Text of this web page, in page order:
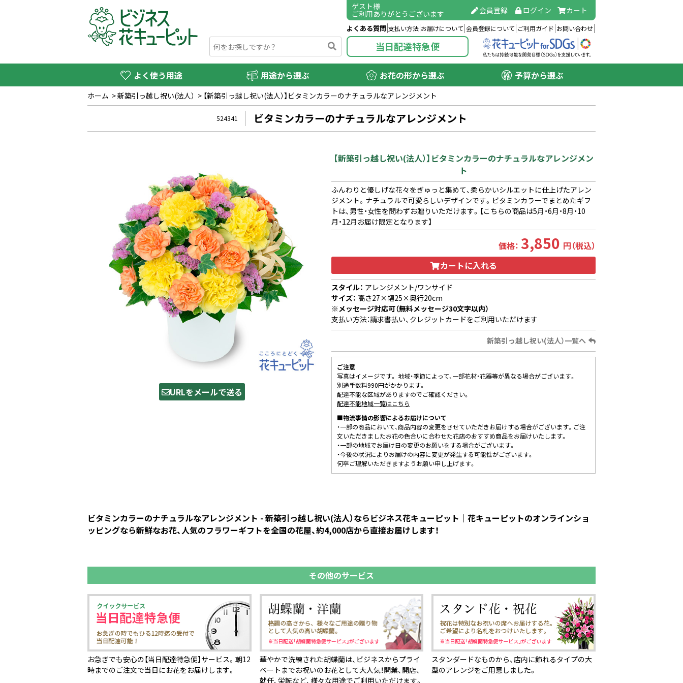
ゲスト様
ご利用ありがとうございます 会員登録 ログイン カート
よくある質問 支払い方法 お届けについて 会員登録について ご利用ガイド お問い合わせ
当日配達特急便
よく使う用途 用途から選ぶ お花の形から選ぶ 予算から選ぶ
ホーム >新築引っ越し祝い(法人） > 【新築引っ越し祝い(法人）】ビタミンカラーのナチュラルなアレンジメント
524341 ビタミンカラーのナチュラルなアレンジメント
URLをメールで送る
【新築引っ越し祝い(法人）】ビタミンカラーのナチュラルなアレンジメン
ト
ふんわりと優しげな花々をぎゅっと集めて、柔らかいシルエットに仕上げたアレン
ジメント。ナチュラルで可愛らしいデザインです。ビタミンカラーでまとめたギフ
トは、男性・女性を問わずお贈りいただけます。【こちらの商品は5月・6月・8月・10
月・12月お届け限定となります】
価格： 3,850 円（税込）
カートに入れる
スタイル： アレンジメント/ワンサイド
サイズ： 高さ27×幅25×奥行20cm
※メッセージ対応可（無料メッセージ30文字以内）
支払い方法：請求書払い、クレジットカードをご利用いただけます
新築引っ越し祝い(法人）一覧へ
ご注意
写真はイメージです。 地域・季節によって、一部花材・花器等が異なる場合がございます。
別途手数料990円がかかります。
配達不能な区域がありますのでご確認ください。
配達不能地域一覧はこちら
■物流事情の影響によるお届けについて
・一部の商品において、商品内容の変更をさせていただきお届けする場合がございます。ご注
文いただきましたお花の色合いに合わせた花店のおすすめ商品をお届けいたします。
・一部の地域でお届け日の変更のお願いをする場合がございます。
・今後の状況によりお届けの内容に変更が発生する可能性がございます。
何卒ご理解いただきますようお願い申し上げます。
ビタミンカラーのナチュラルなアレンジメント - 新築引っ越し祝い(法人）ならビジネス花キューピット｜花キューピットのオンラインショ
ッピングなら新鮮なお花、人気のフラワーギフトを全国の花屋、約4,000店から直接お届けします！
その他のサービス
お急ぎでも安心の【当日配達特急便】サービス。朝12
時までのご注文で当日にお花をお届けします。
華やかで洗練された胡蝶蘭は、ビジネスからプライ
ベートまでお祝いのお花として大人気！開業、開店、
就任、栄転など、様々な用途でご利用いただけます。
スタンダードなものから、店内に飾れるタイプの大
型のアレンジをご用意しました。